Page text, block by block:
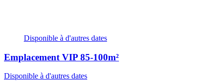
Disponible à d'autres dates
Emplacement VIP 85-100m²
Disponible à d'autres dates